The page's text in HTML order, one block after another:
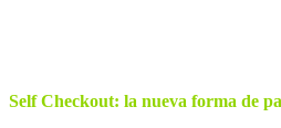
Self Checkout: la nueva forma de